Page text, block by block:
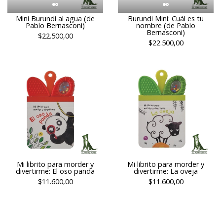
Mini Burundi al agua (de
Pablo Bernasconi)
$22.500,00
Burundi Mini: Cuál es tu
nombre (de Pablo
Bernasconi)
$22.500,00
Mi librito para morder y
divertirme: El oso panda
$11.600,00
Mi librito para morder y
divertirme: La oveja
$11.600,00